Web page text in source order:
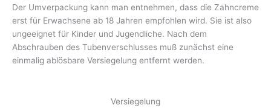
Der Umverpackung kann man entnehmen, dass die Zahncreme
erst für Erwachsene ab 18 Jahren empfohlen wird. Sie ist also
ungeeignet für Kinder und Jugendliche. Nach dem
Abschrauben des Tubenverschlusses muß zunächst eine
einmalig ablösbare Versiegelung entfernt werden.
Versiegelung